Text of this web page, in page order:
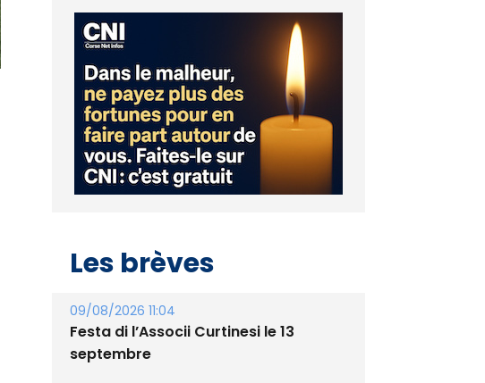
Les brèves
09/08/2026 11:04